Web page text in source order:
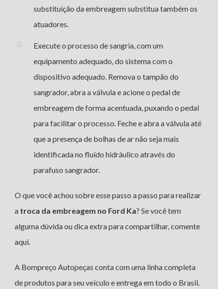
substituição da embreagem substitua também os
atuadores.
Execute o processo de sangria, com um
equipamento adequado, do sistema com o
dispositivo adequado. Remova o tampão do
sangrador, abra a válvula e acione o pedal de
embreagem de forma acentuada, puxando o pedal
para facilitar o processo. Feche e abra a válvula até
que a presença de bolhas de ar não seja mais
identificada no fluído hidráulico através do
parafuso sangrador.
O que você achou sobre esse passo a passo para realizar
a troca da embreagem no Ford Ka? Se você tem
alguma dúvida ou dica extra para compartilhar, comente
aqui.
A Bompreço Autopeças conta com uma linha completa
de produtos para seu veículo e entrega em todo o Brasil.